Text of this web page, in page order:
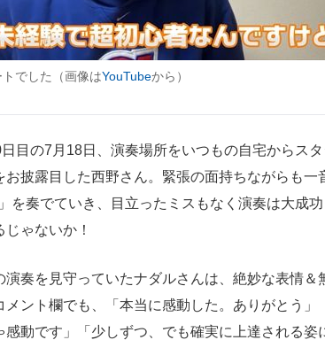
でした（画像はYouTubeから）
目の7月18日、演奏場所をいつもの自宅からス
お披露目した西野さん。緊張の面持ちながらも一
を奏でていき、目立ったミスもなく演奏は大成
ゃないか！
奏を見守っていたナダルさんは、絶妙な表情＆
メント欄でも、「本当に感動した。ありがとう
感動です」「少しずつ、でも確実に上達される